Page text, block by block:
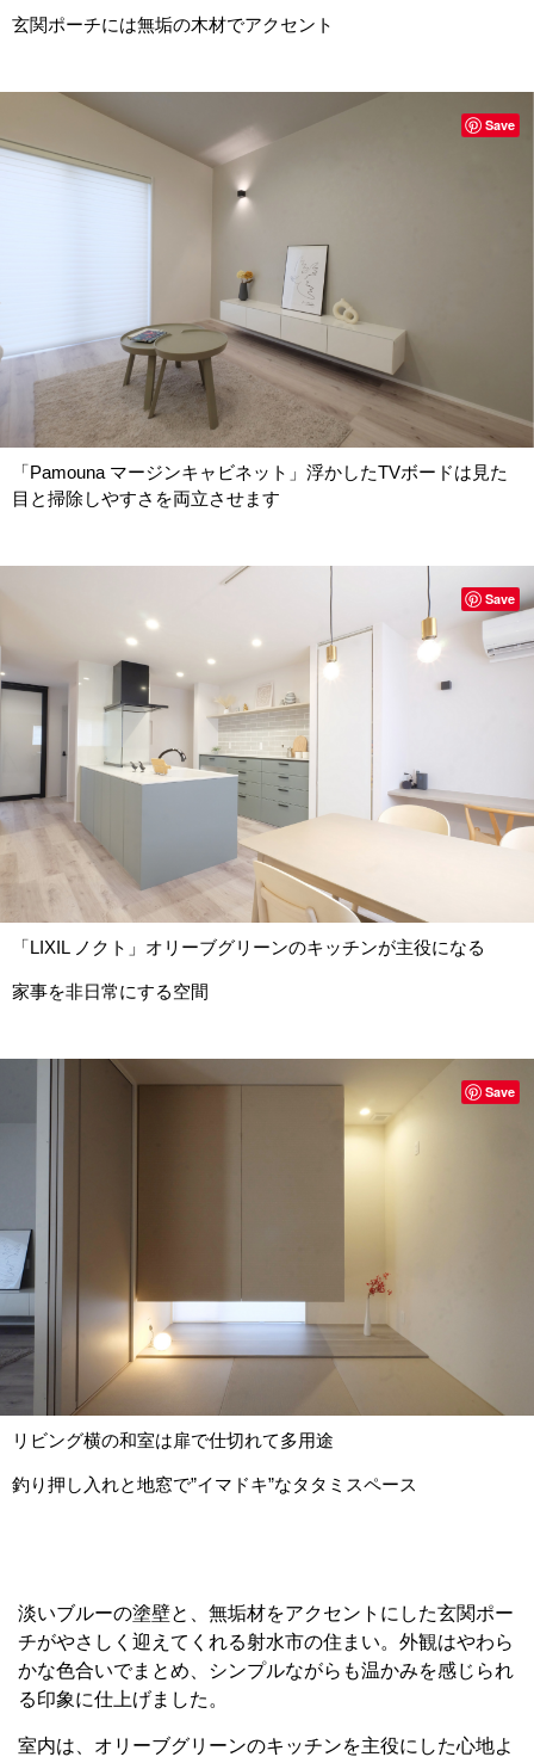
玄関ポーチには無垢の木材でアクセント
「Pamouna マージンキャビネット」浮かしたTVボードは見た
目と掃除しやすさを両立させます
Save
「LIXIL ノクト」オリーブグリーンのキッチンが主役になる
家事を非日常にする空間
Save
リビング横の和室は扉で仕切れて多用途
釣り押し入れと地窓で”イマドキ”なタタミスペース
Save
淡いブルーの塗壁と、無垢材をアクセントにした玄関ポー
チがやさしく迎えてくれる射水市の住まい。外観はやわら
かな色合いでまとめ、シンプルながらも温かみを感じられ
る印象に仕上げました。
室内は、オリーブグリーンのキッチンを主役にした心地よ